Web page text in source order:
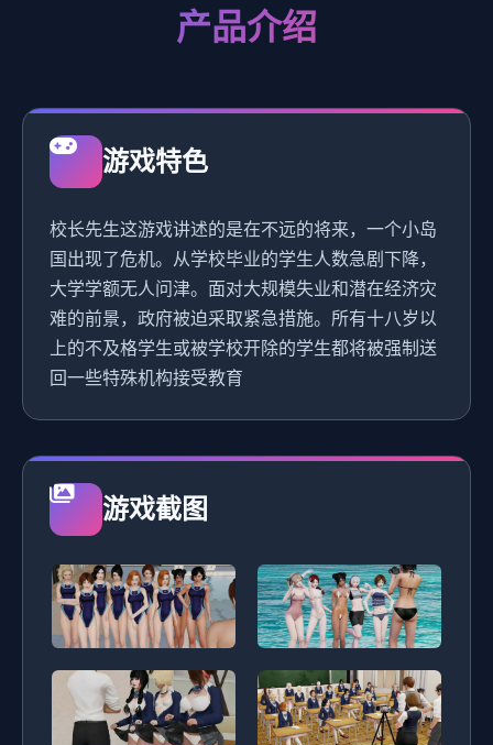
产品介绍
游戏特色
校长先生这游戏讲述的是在不远的将来，一个小岛
国出现了危机。从学校毕业的学生人数急剧下降，
大学学额无人问津。面对大规模失业和潜在经济灾
难的前景，政府被迫采取紧急措施。所有十八岁以
上的不及格学生或被学校开除的学生都将被强制送
回一些特殊机构接受教育
游戏截图